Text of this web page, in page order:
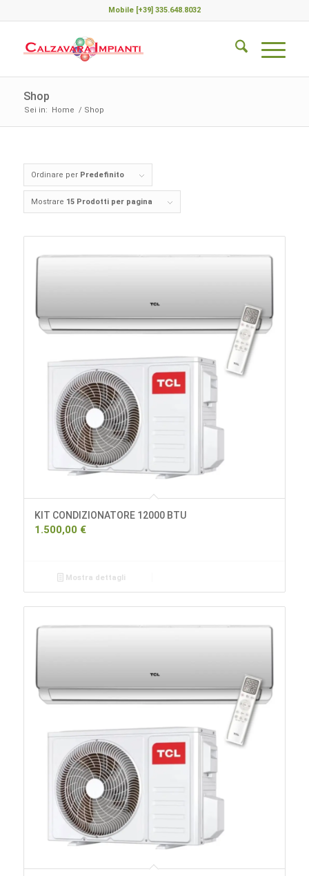
Mobile [+39] 335.648.8032
Shop
Sei in: Home / Shop
Ordinare per Predefinito
Mostrare 15 Prodotti per pagina
KIT CONDIZIONATORE 12000 BTU
1.500,00 €
Mostra dettagli